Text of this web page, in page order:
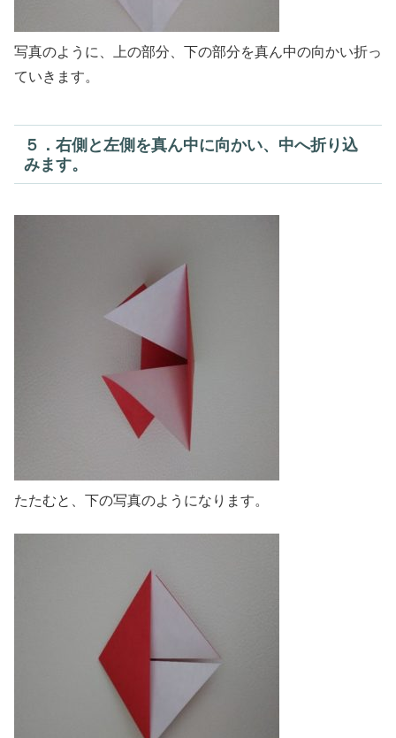
写真のように、上の部分、下の部分を真ん中の向かい折っ
ていきます。
５．右側と左側を真ん中に向かい、中へ折り込
みます。
たたむと、下の写真のようになります。